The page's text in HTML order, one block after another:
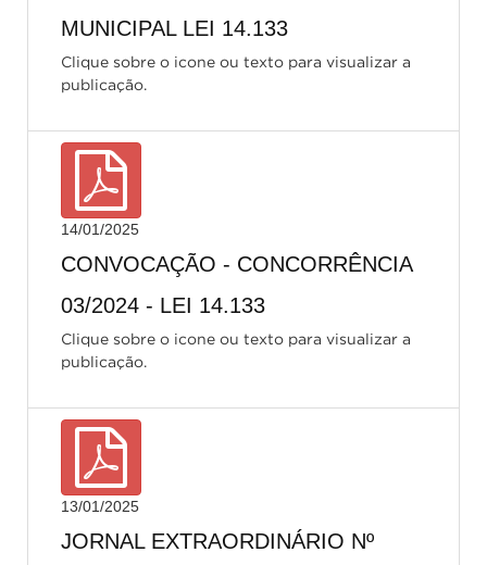
MUNICIPAL LEI 14.133
Clique sobre o icone ou texto para visualizar a
publicação.
14/01/2025
CONVOCAÇÃO - CONCORRÊNCIA
03/2024 - LEI 14.133
Clique sobre o icone ou texto para visualizar a
publicação.
13/01/2025
JORNAL EXTRAORDINÁRIO Nº